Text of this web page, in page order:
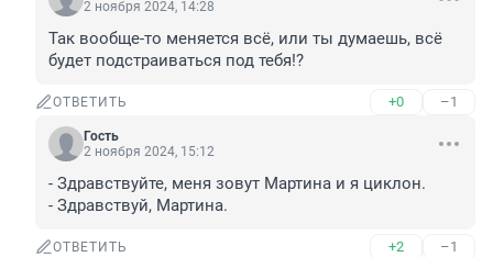
2 ноября 2024, 14:28
Так вообще-то меняется всё, или ты думаешь, всё
будет подстраиваться под тебя!?
ОТВЕТИТЬ +0 –1
Гость
2 ноября 2024, 15:12
- Здравствуйте, меня зовут Мартина и я циклон.
- Здравствуй, Мартина.
ОТВЕТИТЬ +2 –1